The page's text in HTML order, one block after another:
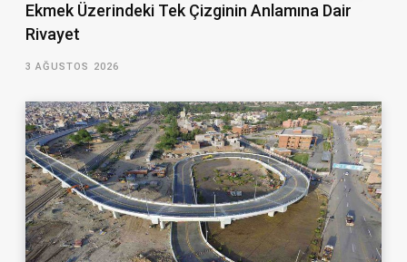
Ekmek Üzerindeki Tek Çizginin Anlamına Dair
Rivayet
3 AĞUSTOS 2026